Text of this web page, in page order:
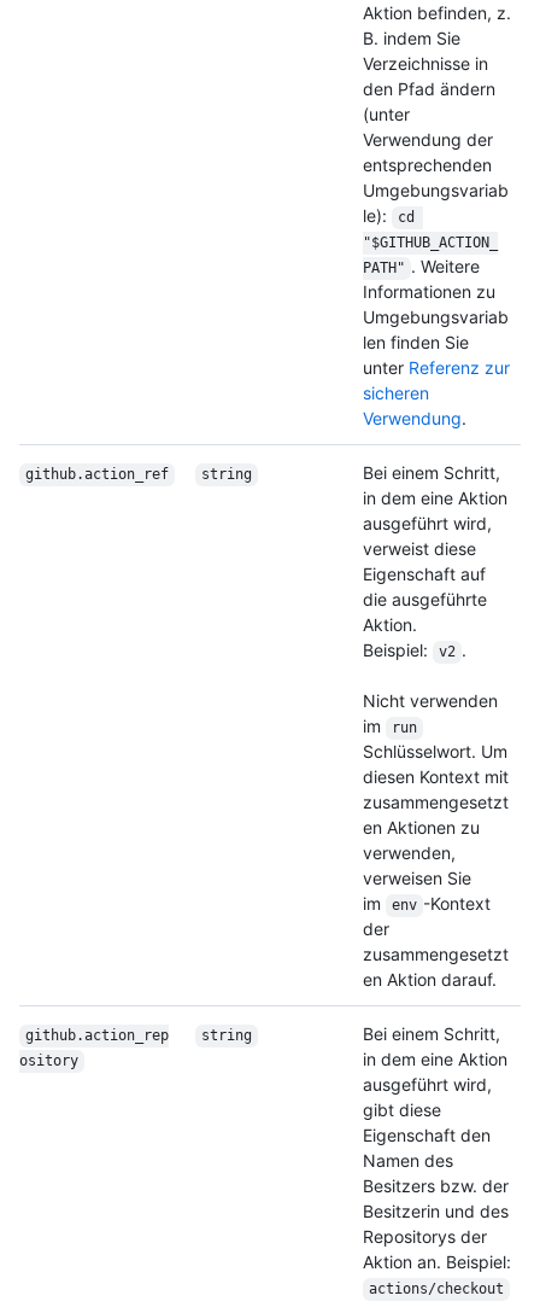
Aktion befinden, z.
B. indem Sie
Verzeichnisse in
den Pfad ändern
(unter
Verwendung der
entsprechenden
Umgebungsvariab
le):
cd
"$GITHUB_ACTION_
PATH" . Weitere
Informationen zu
Umgebungsvariab
len finden Sie
unter Referenz zur
sicheren
Verwendung.
github.action_ref string
Bei einem Schritt,
in dem eine Aktion
ausgeführt wird,
verweist diese
Eigenschaft auf
die ausgeführte
Aktion.
Beispiel:
v2 .
Nicht verwenden
im
run
Schlüsselwort. Um
diesen Kontext mit
zusammengesetzt
en Aktionen zu
verwenden,
verweisen Sie
im
env -Kontext
der
zusammengesetzt
en Aktion darauf.
github.action_rep
ository
string
Bei einem Schritt,
in dem eine Aktion
ausgeführt wird,
gibt diese
Eigenschaft den
Namen des
Besitzers bzw. der
Besitzerin und des
Repositorys der
Aktion an. Beispiel:
actions/checkout